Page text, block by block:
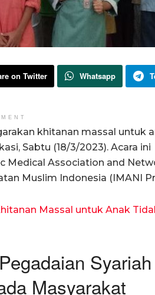
on Twitter Whatsapp
khitanan massal untuk
Sabtu (18/3/2023). Acara ini
Medical Association and
Muslim Indonesia (IMANI
Massal untuk Anak
Syariah
Masyarakat